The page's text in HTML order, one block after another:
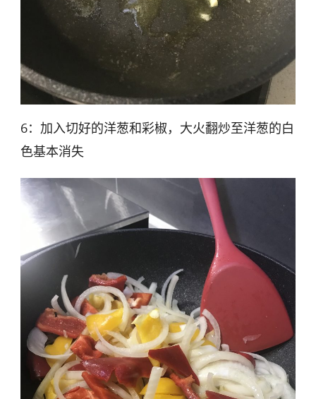
6：加入切好的洋葱和彩椒，大火翻炒至洋葱的白
色基本消失